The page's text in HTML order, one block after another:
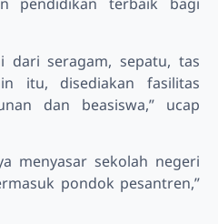
dari seragam, sepatu, tas
itu, disediakan fasilitas
dan beasiswa,” ucap
menyasar sekolah negeri
pondok pesantren,”